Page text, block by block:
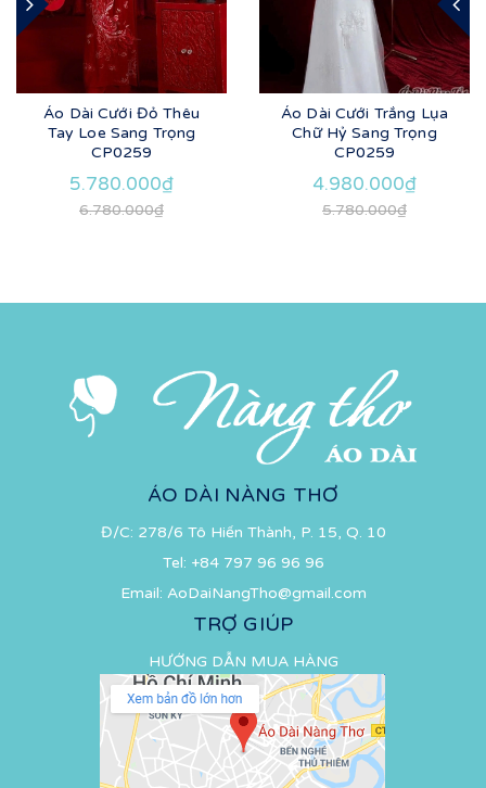
Áo Dài Cưới Đỏ Thêu
Tay Loe Sang Trọng
CP0259
5.780.000₫
6.780.000₫
Áo Dài Cưới Trắng Lụa
Chữ Hỷ Sang Trọng
CP0259
4.980.000₫
5.780.000₫
ÁO DÀI NÀNG THƠ
Đ/C: 278/6 Tô Hiến Thành, P. 15, Q. 10
Tel: +84 797 96 96 96
Email: AoDaiNangTho@gmail.com
TRỢ GIÚP
HƯỚNG DẪN MUA HÀNG